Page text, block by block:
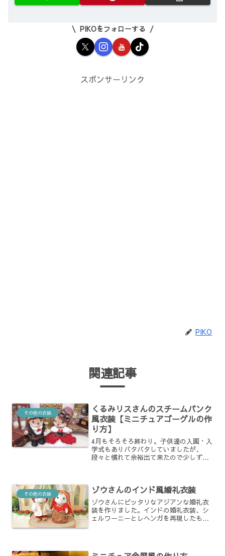
PIKOをフォローする
スポンサーリンク
PIKO
関連記事
その他の衣装
くるみリスさんのスチームパンク
風衣装【ミニチュアゴーグルの作
り方】
4月もそろそろ終わり。子供達の入園・入
学式もありバタバタしていましたが、
段々と慣れて余裕出て来たので少しずつ
その他の衣装 ゾウさんのインド風婚礼衣装
ゾウさんにピッタリなアジアンな婚礼衣
装を作りました。インドの婚礼衣装、シ
ェルワーニーとレヘンガを再現したもの